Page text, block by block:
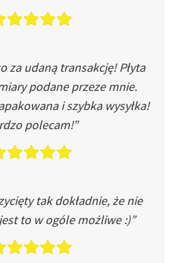
za udaną transakcję! Płyta
podane przeze mnie.
i szybka wysyłka!
polecam!”
tak dokładnie, że nie
to w ogóle możliwe :)”